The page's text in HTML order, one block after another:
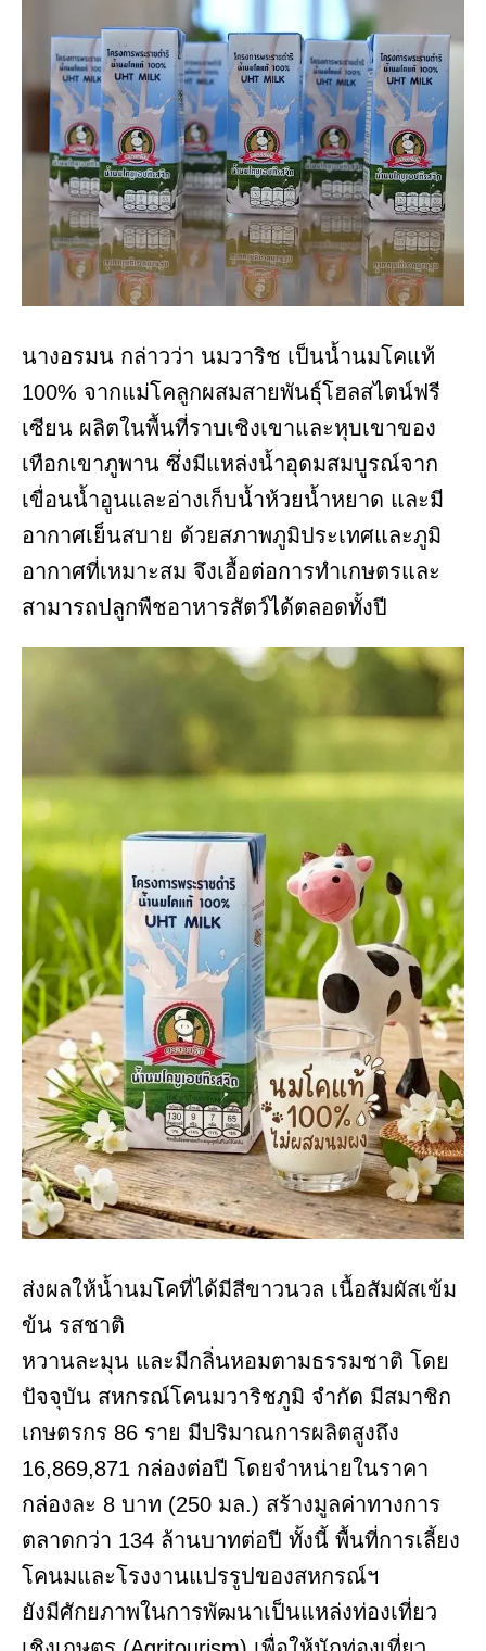
นางอรมน กล่าวว่า นมวาริช เป็นน้ำนมโคแท้
100% จากแม่โคลูกผสมสายพันธุ์โฮลสไตน์ฟรี
เซียน ผลิตในพื้นที่ราบเชิงเขาและหุบเขาของ
เทือกเขาภูพาน ซึ่งมีแหล่งน้ำอุดมสมบูรณ์จาก
เขื่อนน้ำอูนและอ่างเก็บน้ำห้วยน้ำหยาด และมี
อากาศเย็นสบาย ด้วยสภาพภูมิประเทศและภูมิ
อากาศที่เหมาะสม จึงเอื้อต่อการทำเกษตรและ
สามารถปลูกพืชอาหารสัตว์ได้ตลอดทั้งปี
ส่งผลให้น้ำนมโคที่ได้มีสีขาวนวล เนื้อสัมผัสเข้ม
ข้น รสชาติ
หวานละมุน และมีกลิ่นหอมตามธรรมชาติ โดย
ปัจจุบัน สหกรณ์โคนมวาริชภูมิ จำกัด มีสมาชิก
เกษตรกร 86 ราย มีปริมาณการผลิตสูงถึง
16,869,871 กล่องต่อปี โดยจำหน่ายในราคา
กล่องละ 8 บาท (250 มล.) สร้างมูลค่าทางการ
ตลาดกว่า 134 ล้านบาทต่อปี ทั้งนี้ พื้นที่การเลี้ยง
โคนมและโรงงานแปรรูปของสหกรณ์ฯ
ยังมีศักยภาพในการพัฒนาเป็นแหล่งท่องเที่ยว